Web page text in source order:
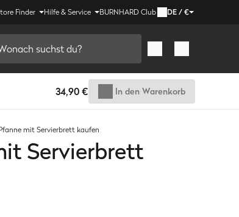
Finder Hilfe & Service BURNHARD Club DE/€
suchst du?
34,90 € In den Warenkorb
mit Servierbrett kaufen
Servierbrett